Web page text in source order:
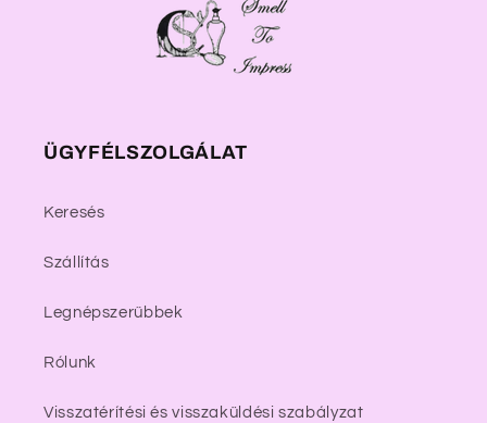
ÜGYFÉLSZOLGÁLAT
Keresés
Szállítás
Legnépszerűbbek
Rólunk
Visszatérítési és visszaküldési szabályzat